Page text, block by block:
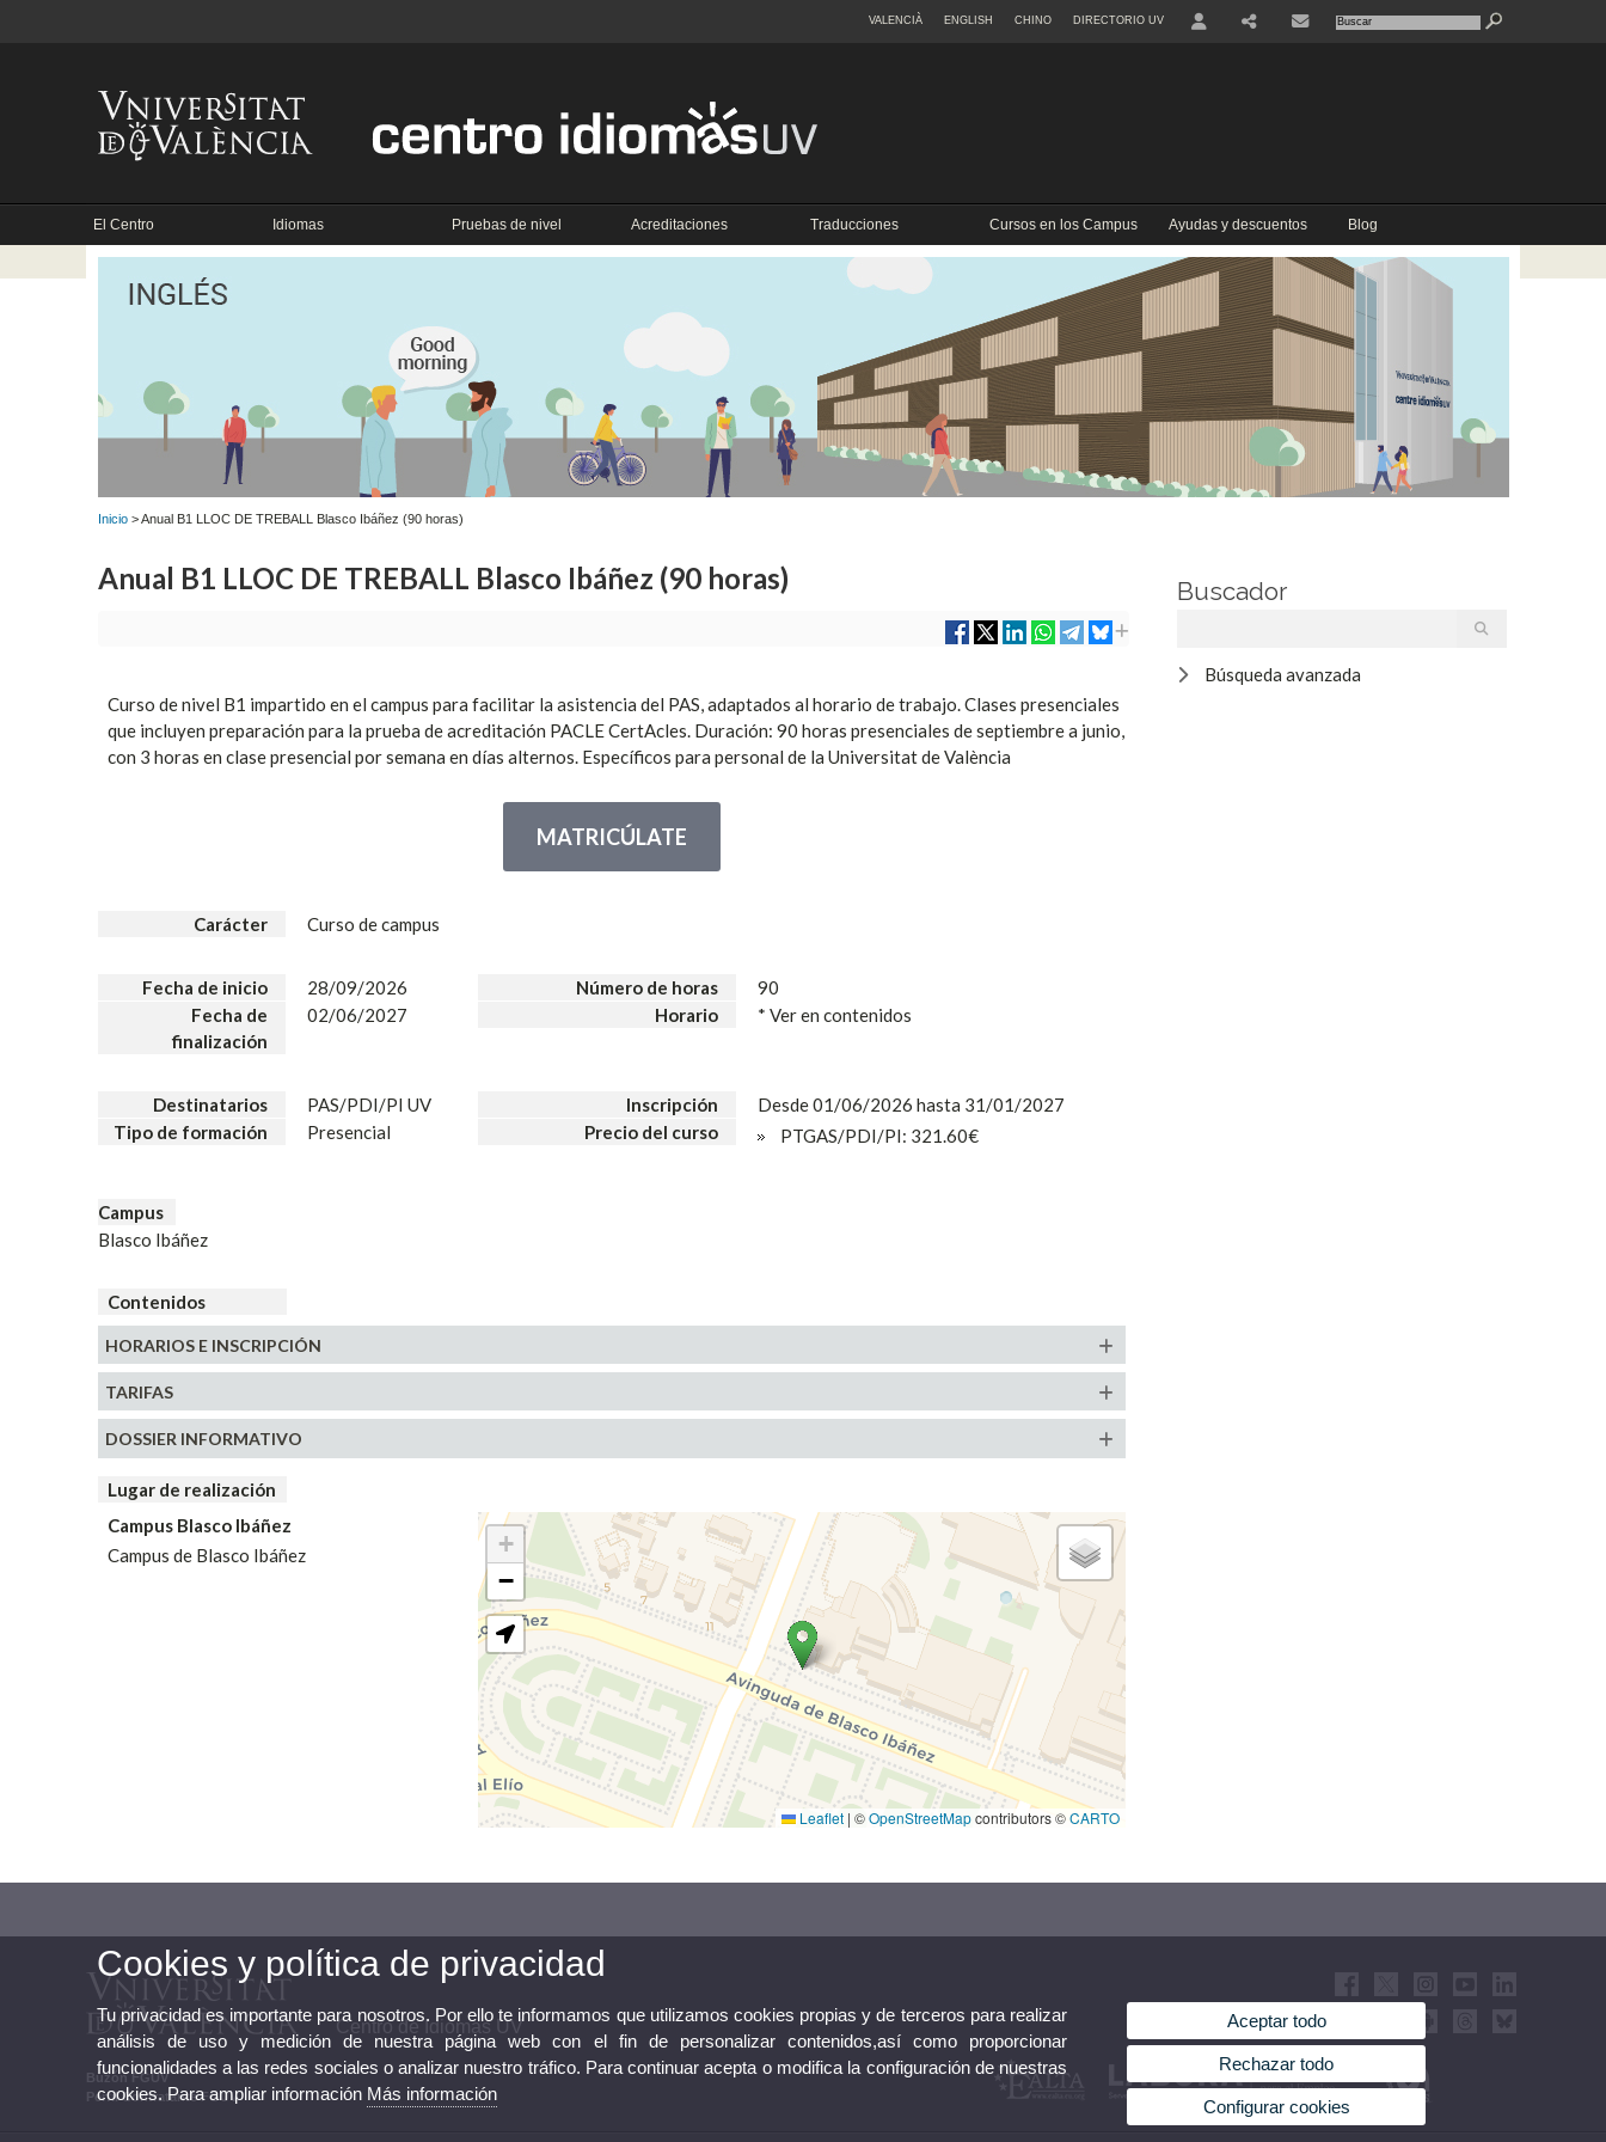
VALENCIÀ ENGLISH CHINO DIRECTORIO UV
El Centro Idiomas Pruebas de nivel Acreditaciones Traducciones Cursos en los Campus Ayudas y descuentos Blog
Inicio > Anual B1 LLOC DE TREBALL Blasco Ibáñez (90 horas)
Anual B1 LLOC DE TREBALL Blasco Ibáñez (90 horas)
Curso de nivel B1 impartido en el campus para facilitar la asistencia del PAS, adaptados al horario de trabajo. Clases presenciales
que incluyen preparación para la prueba de acreditación PACLE CertAcles. Duración: 90 horas presenciales de septiembre a junio,
con 3 horas en clase presencial por semana en días alternos. Específicos para personal de la Universitat de València
MATRICÚLATE
Carácter Curso de campus
Fecha de inicio
28/09/2026
Fecha de
finalización
02/06/2027
Número de horas
90
Horario
* Ver en contenidos
Destinatarios
PAS/PDI/PI UV
Tipo de formación
Presencial
Inscripción
Desde 01/06/2026 hasta 31/01/2027
Precio del curso
PTGAS/PDI/PI: 321.60€
Campus
Blasco Ibáñez
Contenidos
HORARIOS EINSCRIPCIÓN
TARIFAS
DOSSIER INFORMATIVO
Lugar de realización
Campus Blasco Ibáñez
Campus de Blasco Ibáñez
+
−
Leaflet | ©OpenStreetMapcontributors ©CARTO
Buscador
Búsqueda avanzada
Centro de Idiomas UV
Buzón FGUV
Perfil Contratante FGUV
Cookies y política de privacidad
Tu privacidad es importante para nosotros. Por ello te informamos que utilizamos cookies propias y de terceros para realizar
análisis de uso y medición de nuestra página web con el fin de personalizar contenidos,así como proporcionar
funcionalidades a las redes sociales o analizar nuestro tráfico. Para continuar acepta o modifica la configuración de nuestras
cookies. Para ampliar información Más información
Aceptar todo
Rechazar todo
Configurar cookies